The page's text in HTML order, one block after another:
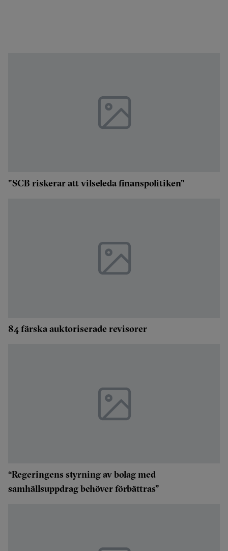
"SCB riskerar att vilseleda finanspolitiken"
84 färska auktoriserade revisorer
“Regeringens styrning av bolag med
samhällsuppdrag behöver förbättras”